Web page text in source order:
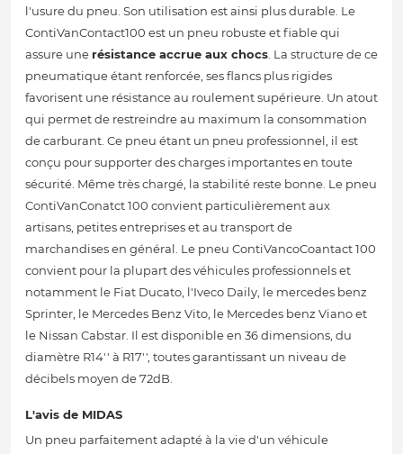
l'usure du pneu. Son utilisation est ainsi plus durable. Le
ContiVanContact100 est un pneu robuste et fiable qui
assure une résistance accrue aux chocs. La structure de ce
pneumatique étant renforcée, ses flancs plus rigides
favorisent une résistance au roulement supérieure. Un atout
qui permet de restreindre au maximum la consommation
de carburant. Ce pneu étant un pneu professionnel, il est
conçu pour supporter des charges importantes en toute
sécurité. Même très chargé, la stabilité reste bonne. Le pneu
ContiVanConatct 100 convient particulièrement aux
artisans, petites entreprises et au transport de
marchandises en général. Le pneu ContiVancoCoantact 100
convient pour la plupart des véhicules professionnels et
notamment le Fiat Ducato, l'Iveco Daily, le mercedes benz
Sprinter, le Mercedes Benz Vito, le Mercedes benz Viano et
le Nissan Cabstar. Il est disponible en 36 dimensions, du
diamètre R14'' à R17'', toutes garantissant un niveau de
décibels moyen de 72dB.
L'avis de MIDAS
Un pneu parfaitement adapté à la vie d'un véhicule